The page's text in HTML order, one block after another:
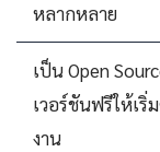
หลากหลาย
เป็น Open
เวอร์ชันฟรีให้เริ่
งาน